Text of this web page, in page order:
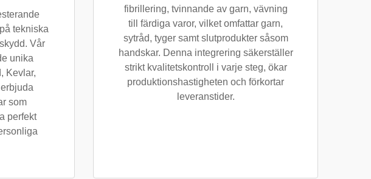
tekniska
Vår
unika
Kevlar,
som
perfekt
fibrillering, tvinnande av garn, vävning
till färdiga varor, vilket omfattar garn,
sytråd, tyger samt slutprodukter såsom
handskar. Denna integrering säkerställer
strikt kvalitetskontroll i varje steg, ökar
produktionshastigheten och förkortar
leveranstider.